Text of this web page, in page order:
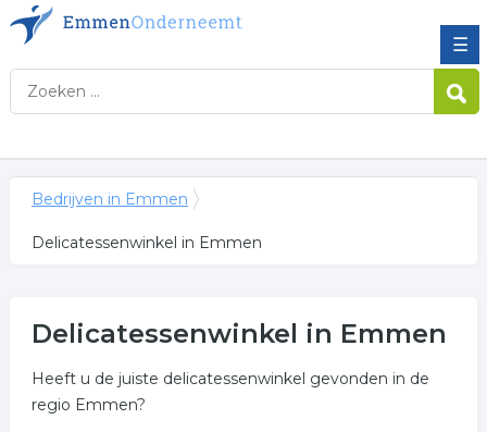
☰
Bedrijven in Emmen
Delicatessenwinkel in Emmen
Delicatessenwinkel in Emmen
Heeft u de juiste delicatessenwinkel gevonden in de
regio Emmen?